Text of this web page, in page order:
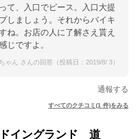
て、入口でピース。入口大提
しましょう。それからバイキ
ね。お店の人に了解さえ貰え
じですよ。
ゃん さんの回答（投稿日：2019/8/ 3）
通報する
すべてのクチコミ(1 件)をみる
イングランド 道